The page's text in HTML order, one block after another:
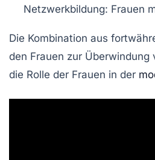
Netzwerkbildung: Frauen
Die Kombination aus
den Frauen zur
die Rolle der Frauen in der